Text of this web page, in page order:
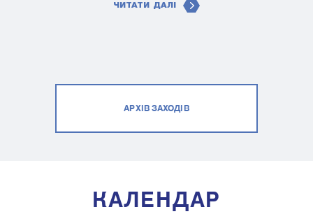
ЧИТАТИ ДАЛІ
АРХІВ ЗАХОДІВ
КАЛЕНДАР